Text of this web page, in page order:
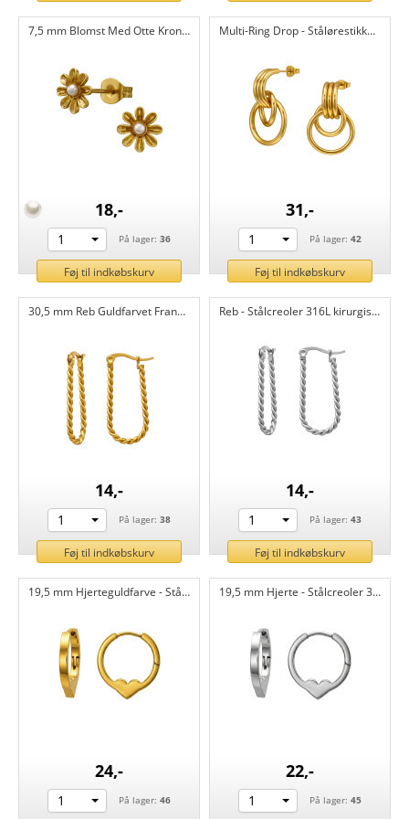
7,5 mm Blomst Med Otte Kronblade - Stålørestikker 316L kirurgisk rustfrit stål CH51430
18,-
1 På lager: 36
Føj til indkøbskurv
Multi-Ring Drop - Stålørestikker 316L kirurgisk rustfrit stål CH51299
31,-
1 På lager: 42
Føj til indkøbskurv
30,5 mm Reb Guldfarvet Fransk Lås - Stålcreoler 316L kirurgisk rustfrit stål CH51298
14,-
1 På lager: 38
Føj til indkøbskurv
Reb - Stålcreoler 316L kirurgisk rustfrit stål CH51297
14,-
1 På lager: 43
Føj til indkøbskurv
19,5 mm Hjerteguldfarve - Stålcreoler 316L kirurgisk rustfrit stål CH51296
24,-
1 På lager: 46
19,5 mm Hjerte - Stålcreoler 316L kirurgisk rustfrit stål CH51295
22,-
1 På lager: 45